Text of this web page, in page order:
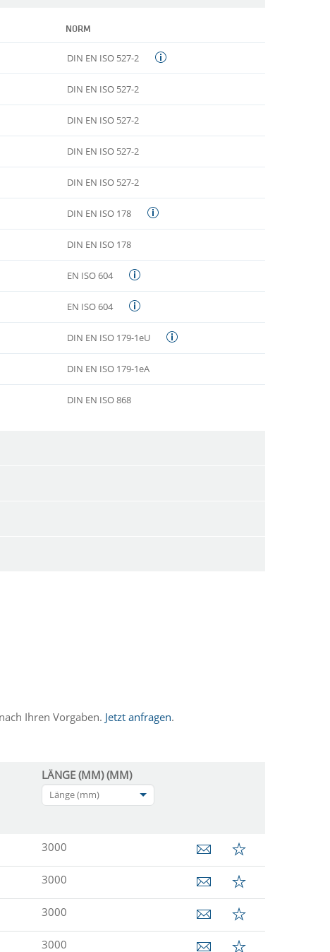
NORM
DIN EN ISO 527-2
DIN EN ISO 527-2
DIN EN ISO 527-2
DIN EN ISO 527-2
DIN EN ISO 527-2
DIN EN ISO 178
DIN EN ISO 178
EN ISO 604
EN ISO 604
DIN EN ISO 179-1eU
DIN EN ISO 179-1eA
DIN EN ISO 868
Ihren Vorgaben. Jetzt anfragen.
LÄNGE (MM) (MM)
Länge (mm)
3000
3000
3000
3000